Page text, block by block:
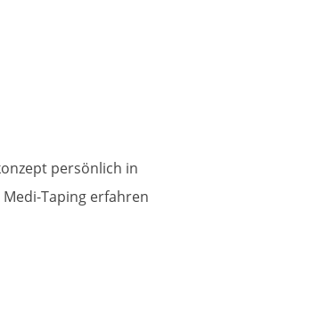
persönlich in
Taping erfahren